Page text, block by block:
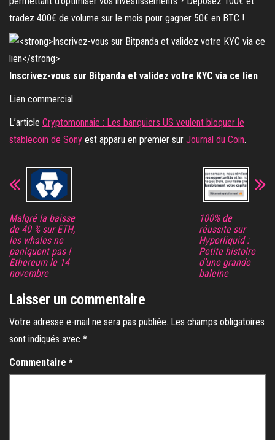
tradez 400€ de volume sur le mois pour gagner 50€ en BTC !
Inscrivez-vous sur Bitpanda et validez votre KYC via ce lien
Lien commercial
L’article Cryptomonnaie : Les banquiers US veulent bloquer le
stablecoin de Sony est apparu en premier sur Journal du Coin.
Malgré la baisse
de 40 % sur ETH,
les whales ne
paniquent pas !
Ethereum le 14
novembre
100% de
réussite sur
Hyperliquid :
Petite histoire
d’une grande
baleine
Laisser un commentaire
Votre adresse e-mail ne sera pas publiée. Les champs obligatoires
sont indiqués avec *
Commentaire *